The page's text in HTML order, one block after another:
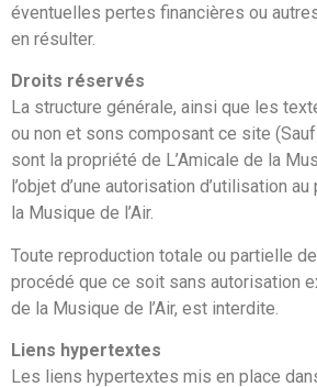
éventuelles pertes financières ou
en résulter.
Droits réservés
La structure générale, ainsi que les
ou non et sons composant ce site
sont la propriété de L’Amicale de la
l’objet d’une autorisation d’utilisation
la Musique de l’Air.
Toute reproduction totale ou partielle
procédé que ce soit sans autorisation
de la Musique de l’Air, est interdite.
Liens hypertextes
Les liens hypertextes mis en place